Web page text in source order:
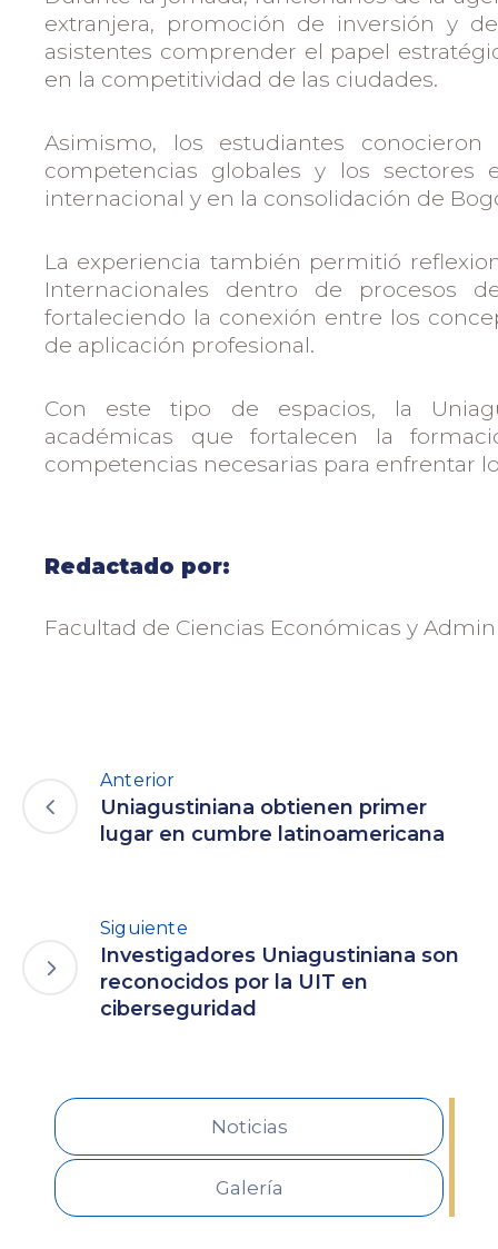
extranjera, promoción de inversión y
asistentes comprender el papel
en la competitividad de las ciudades.
Asimismo, los estudiantes
competencias globales y los sectores
internacional y en la consolidación de
La experiencia también permitió
Internacionales dentro de procesos
fortaleciendo la conexión entre los
de aplicación profesional.
Con este tipo de espacios, la
académicas que fortalecen la
competencias necesarias para enfrentar
Redactado por:
Facultad de Ciencias Económicas y
Anterior
Uniagustiniana obtienen primer
lugar en cumbre latinoamericana
Siguiente
Investigadores Uniagustiniana son
reconocidos por la UIT en
ciberseguridad
Noticias
Galería